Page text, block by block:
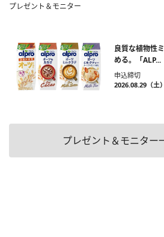
プレゼント＆モニター
良質な植物性
める。「ALP...
申込締切
2026.08.29（土
プレゼント＆モニター